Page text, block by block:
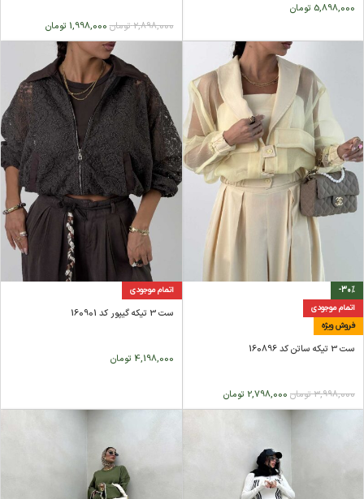
5,898,000 تومان
2,898,000تومان 1,998,000 تومان
-30%
اتمام موجودی
فروش ویژه
ست 3 تیکه ساتن کد 160896
3,998,000تومان 2,798,000 تومان
اتمام موجودی
ست 3 تیکه گیپور کد 160901
4,198,000 تومان